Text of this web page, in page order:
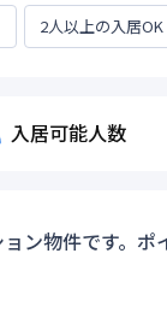
2人以上の入居OK
入居可能人数
ン物件です。